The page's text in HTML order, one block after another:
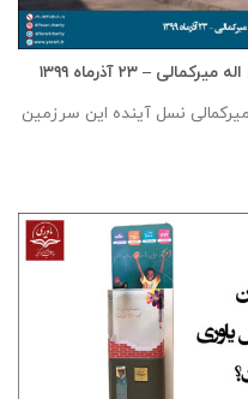
– ۲۳ آذر‌ماه ۱۳۹۹
نسل آینده این سرزمین